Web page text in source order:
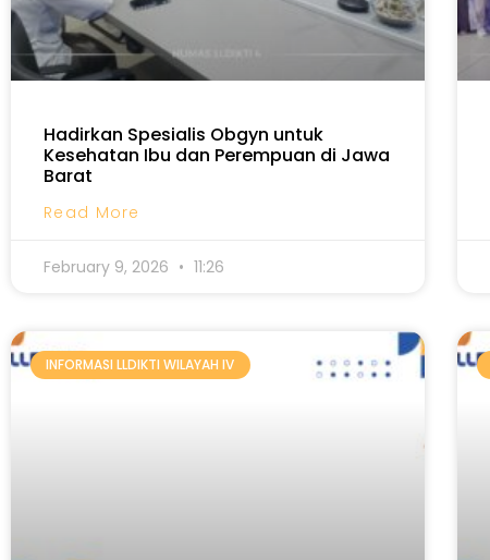
Hadirkan Spesialis Obgyn untuk
Kesehatan Ibu dan Perempuan di Jawa
Barat
Read More
February 9, 2026 11:26
INFORMASI LLDIKTI WILAYAH IV